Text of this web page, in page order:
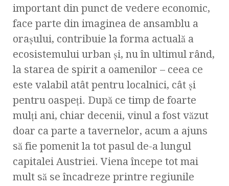
important din punct de vedere economic,
face parte din imaginea de ansamblu a
oraşului, contribuie la forma actuală a
ecosistemului urban şi, nu în ultimul rând,
la starea de spirit a oamenilor – ceea ce
este valabil atât pentru localnici, cât şi
pentru oaspeţi. După ce timp de foarte
mulţi ani, chiar decenii, vinul a fost văzut
doar ca parte a tavernelor, acum a ajuns
să fie pomenit la tot pasul de-a lungul
capitalei Austriei. Viena începe tot mai
mult să se încadreze printre regiunile